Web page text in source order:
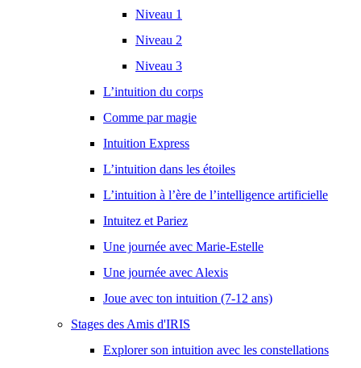
Niveau 1
Niveau 2
Niveau 3
L’intuition du corps
Comme par magie
Intuition Express
L’intuition dans les étoiles
L’intuition à l’ère de l’intelligence artificielle
Intuitez et Pariez
Une journée avec Marie-Estelle
Une journée avec Alexis
Joue avec ton intuition (7-12 ans)
Stages des Amis d'IRIS
Explorer son intuition avec les constellations